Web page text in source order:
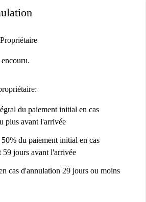
du paiement initial en cas
plus avant l'arrivée
du paiement initial en cas
59 jours avant l'arrivée
cas d'annulation 29 jours ou moins